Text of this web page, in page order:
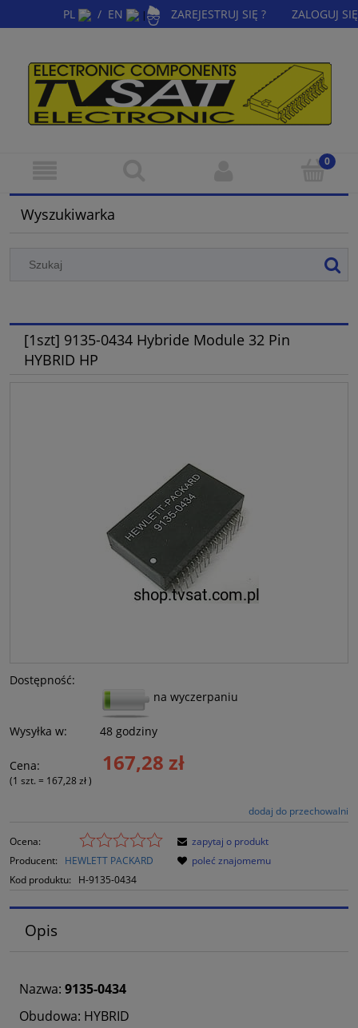
PL / EN | ZAREJESTRUJ SIĘ ? ZALOGUJ SIĘ
Wyszukiwarka
[1szt] 9135-0434 Hybride Module 32 Pin
HYBRID HP
Dostępność:
na wyczerpaniu
Wysyłka w: 48 godziny
Cena: 167,28 zł
(1 szt. = 167,28 zł)
dodaj do przechowalni
Ocena:
Producent:
HEWLETT PACKARD
Kod produktu:
H-9135-0434
zapytaj o produkt
poleć znajomemu
Opis
Nazwa: 9135-0434
Obudowa: HYBRID